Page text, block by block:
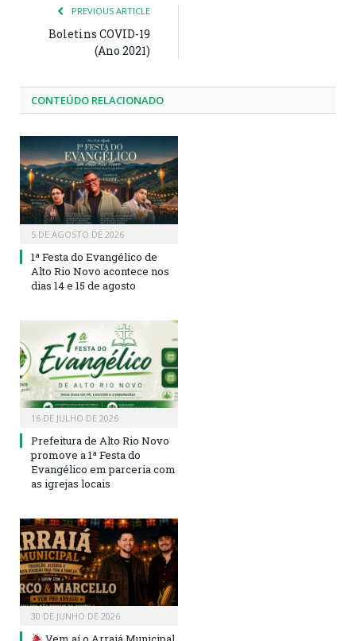
PREVIOUS ARTICLE
Boletins COVID-19
(Ano 2021)
CONTEÚDO RELACIONADO
5 DE AGOSTO DE 2026
1ª Festa do Evangélico de
Alto Rio Novo acontece nos
dias 14 e 15 de agosto
16 DE JULHO DE 2026
Prefeitura de Alto Rio Novo
promove a 1ª Festa do
Evangélico em parceria com
as igrejas locais
30 DE JUNHO DE 2026